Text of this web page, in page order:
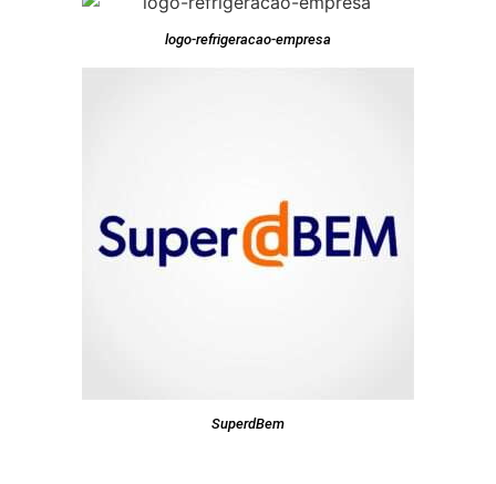
logo-refrigeracao-empresa
SuperdBem